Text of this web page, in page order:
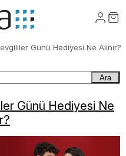
Günü Hediyesi Ne Alınır?
Ara
Günü Hediyesi Ne